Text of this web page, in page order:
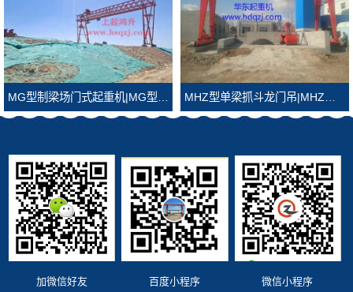
MHZ型单梁抓斗龙门吊|MHZ型抓斗龙门吊
加微信好友 百度小程序 微信小程序